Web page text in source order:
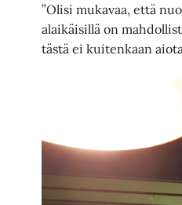
”Olisi mukavaa, että
alaikäisillä on
tästä ei kuitenkaan